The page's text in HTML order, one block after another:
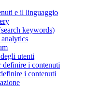
e il linguaggio
keywords)
utenti
definire i contenuti
i contenuti